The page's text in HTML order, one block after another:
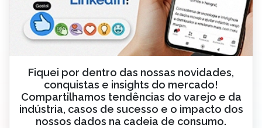
Fiquei por dentro das nossas novidades,
conquistas e insights do mercado!
Compartilhamos tendências do varejo e da
indústria, casos de sucesso e o impacto dos
nossos dados na cadeia de consumo.